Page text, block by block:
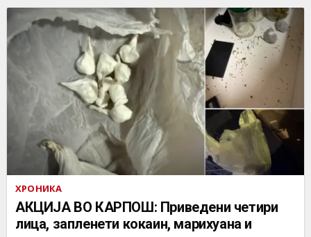
ХРОНИКА
АКЦИЈА ВО КАРПОШ: Приведени четири
лица, запленети кокаин, марихуана и